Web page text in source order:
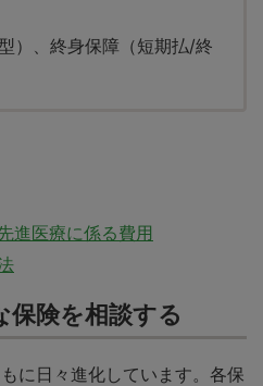
）、終身保障（短期払/終
進医療に係る費用
保険を相談する
に日々進化しています。各保